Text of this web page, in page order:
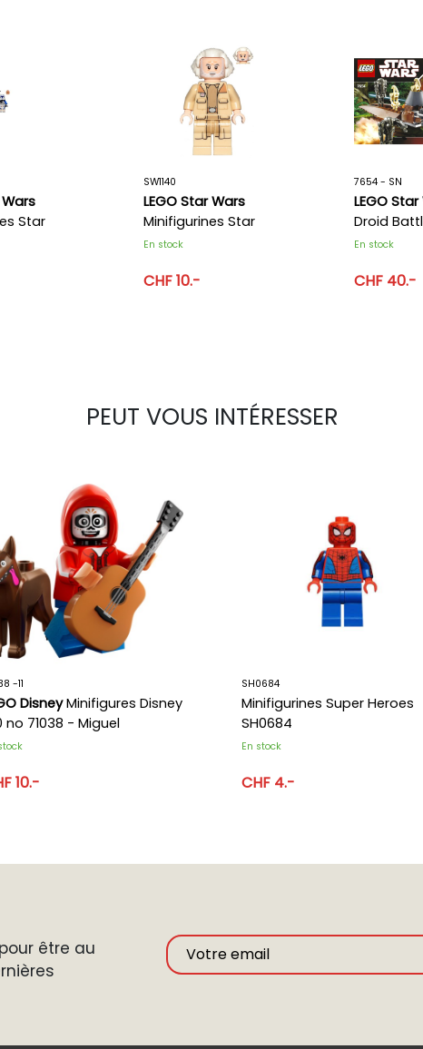
Wars
Star
SW1140
LEGO Star Wars
Minifigurines Star
Wars SW1140
En stock
CHF 10.-
7654 - SN
LEGO
Droid
En stock
CHF 40.-
PEUT VOUS INTÉRESSER
-11
DisneyMinifigures Disney
no 71038 - Miguel
10.-
SH0684
Minifigurines Super Heroes
SH0684
En stock
CHF 4.-
être au